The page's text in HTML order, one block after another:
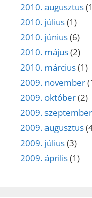
2010. augusztus
2010. július(1)
2010. június(6)
2010. május(2)
2010. március(1)
2009. november
2009. október(2)
2009. szeptember
2009. augusztus
2009. július(3)
2009. április(1)